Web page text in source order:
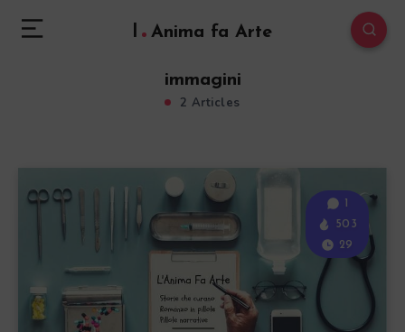
l Anima fa Arte
immagini
2 Articles
1
503
29